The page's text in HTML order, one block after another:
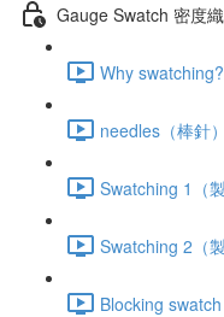
Gauge Swatch 密度
Why
needles（棒針
Swatching 1（
Swatching 2（
Blocking